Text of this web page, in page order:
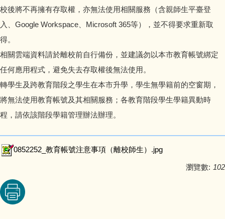
校後將不再擁有存取權，亦無法使用相關服務（含親師生平臺登
入、Google Workspace、Microsoft 365等），並不得要求重新取
得。
相關雲端資料請於離校前自行備份，並建議勿以本市教育帳號綁定
任何應用程式，避免失去存取權後無法使用。
轉學生及跨教育階段之學生在本市升學，學生無學籍前的空窗期，
將無法使用教育帳號及其相關服務；各教育階段學生學籍異動時
程，請依該階段學籍管理辦法辦理。
0852252_教育帳號注意事項（離校師生）.jpg
瀏覽數: 102